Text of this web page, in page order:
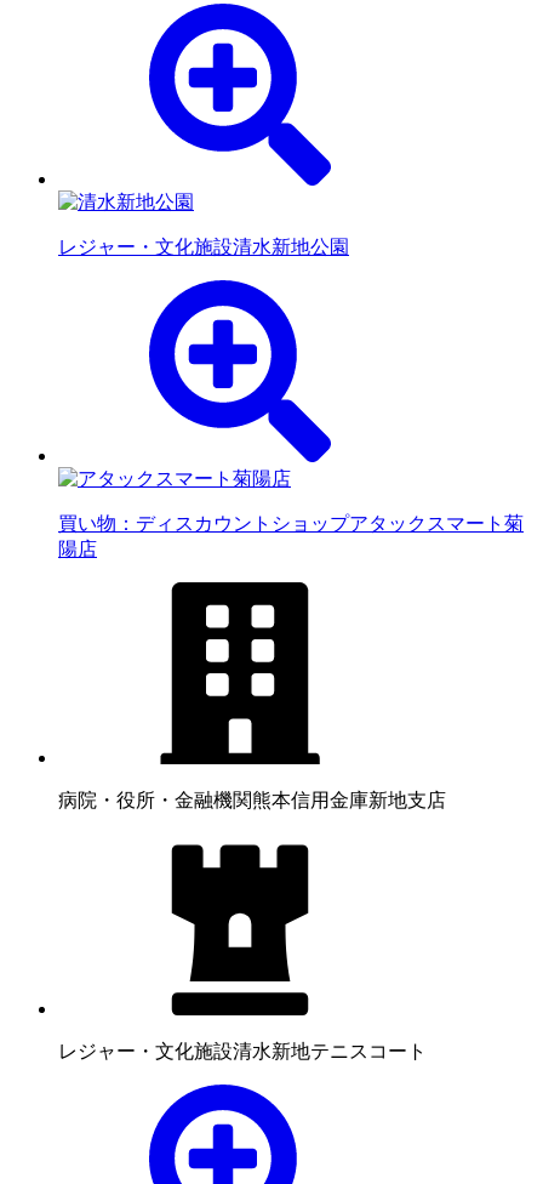
レジャー・文化施設清水新地公園
買い物：ディスカウントショップアタックスマート菊
陽店
病院・役所・金融機関熊本信用金庫新地支店
レジャー・文化施設清水新地テニスコート